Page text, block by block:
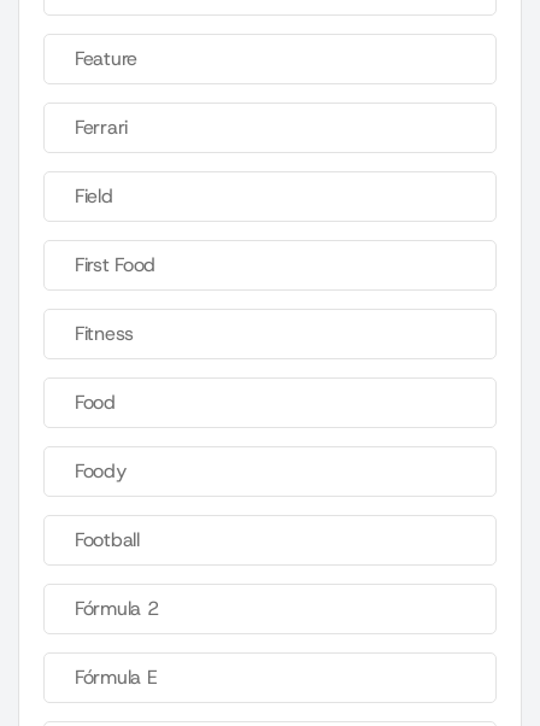
Feature
Ferrari
Field
First Food
Fitness
Food
Foody
Football
Fórmula 2
Fórmula E